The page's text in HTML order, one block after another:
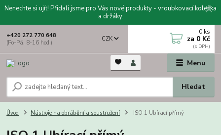
Nenechte si ujít! Přidali jsme pro Vás nové produkty - vroubkovací kolečka
a držáky.
Menu
CZK
Hledat
+420 272 770 648
(Po-Pá, 8-16 hod.)
0 ks
za 0 Kč
Úvod Nástroje na obrábění a soustružení ISO 1 Ubírací přímý